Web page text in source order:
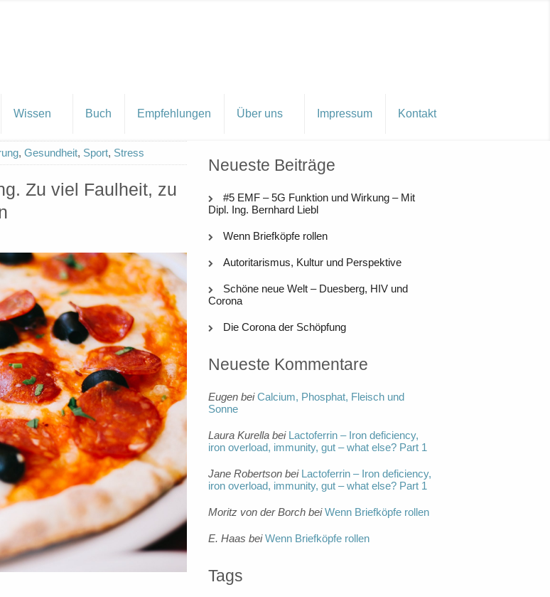
Wissen Buch Empfehlungen Über uns Impressum Kontakt
, Gesundheit, Sport, Stress
Zu viel Faulheit, zu
Neueste Beiträge
#5 EMF – 5G Funktion und Wirkung – Mit
Dipl. Ing. Bernhard Liebl
Wenn Briefköpfe rollen
Autoritarismus, Kultur und Perspektive
Schöne neue Welt – Duesberg, HIV und
Corona
Die Corona der Schöpfung
Neueste Kommentare
Eugen beiCalcium, Phosphat, Fleisch und
Sonne
Laura Kurella bei Lactoferrin – Iron deficiency,
iron overload, immunity, gut – what else? Part 1
Jane Robertson bei Lactoferrin – Iron deficiency,
iron overload, immunity, gut – what else? Part 1
Moritz von der Borch beiWenn Briefköpfe rollen
E. Haas beiWenn Briefköpfe rollen
Tags